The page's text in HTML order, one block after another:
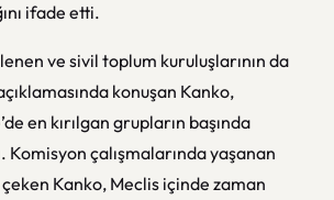
ifade etti.
ve sivil toplum kuruluşlarının da
konuşan Kanko,
en kırılgan grupların başında
Komisyon çalışmalarında yaşanan
Kanko, Meclis içinde zaman